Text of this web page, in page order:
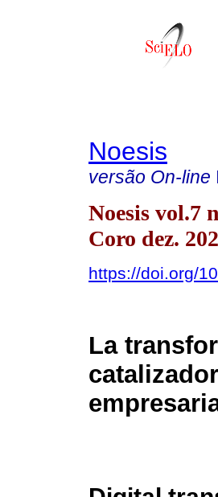
Noesis
versão On-line
Noesis vol.7
Coro dez.
https://doi.org/
La